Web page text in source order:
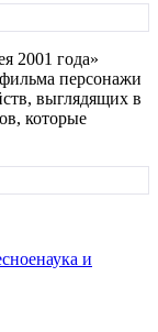
2001 года»
персонажи
выглядящих в
которые
наука и